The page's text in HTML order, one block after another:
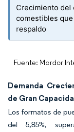
Crecimiento del
comestibles
respaldo
Fuente: Mordor
Demanda
de Gran
Los formatos de
del 5,85%,